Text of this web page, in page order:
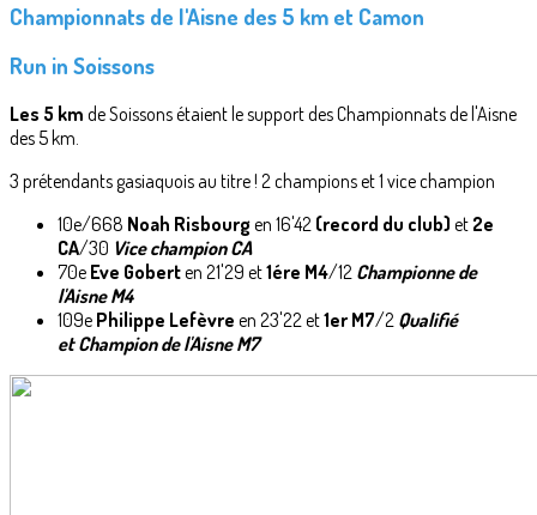
Championnats de l'Aisne des 5 km et Camon
Run in Soissons
Les 5 km de Soissons étaient le support des Championnats de l'Aisne
des 5 km.
3 prétendants gasiaquois au titre ! 2 champions et 1 vice champion
10e/668 Noah Risbourgen 16'42 (record du club) et 2e
CA/30 Vice champion CA
70e Eve Goberten 21'29 et1ére M4/12 Championne de
l'Aisne M4
109e Philippe Lefèvre en 23'22 et1er M7/2 Qualifié
et Champion de l'Aisne M7